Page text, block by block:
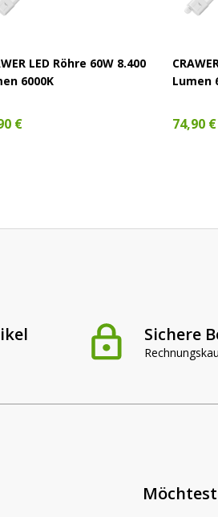
LED Röhre 60W 8.400
6000K
€
Lumen
74,90 €
Sichere